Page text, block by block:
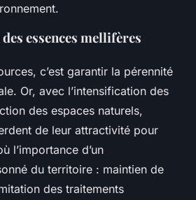
essences mellifères
c’est garantir la pérennité
Or, avec l’intensification des
des espaces naturels,
de leur attractivité pour
l’importance d’un
du territoire : maintien de
des traitements